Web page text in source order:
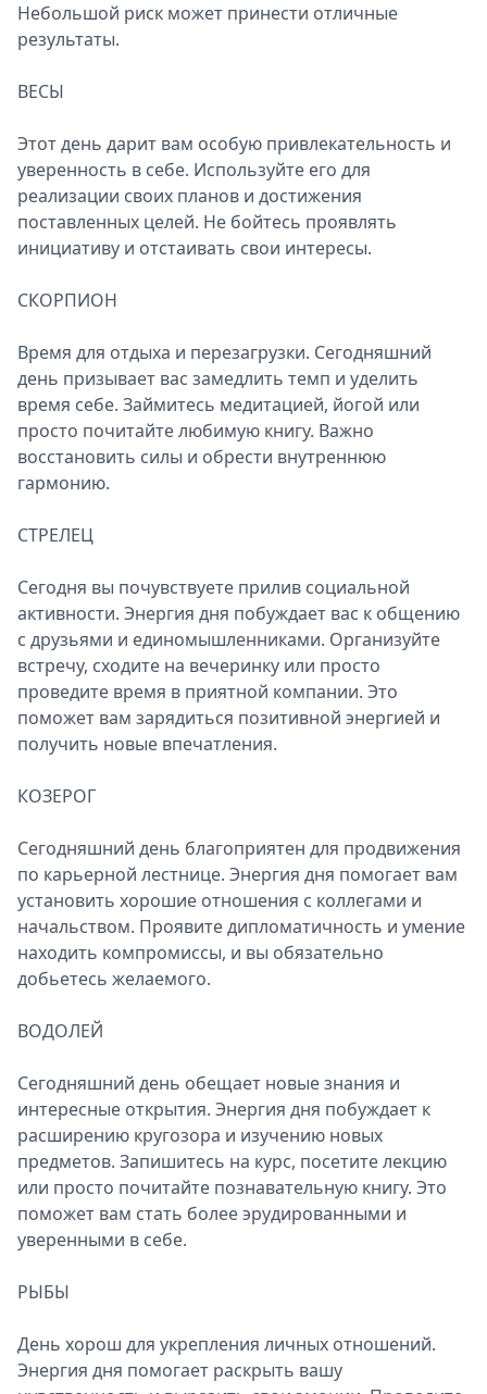
Небольшой риск может принести отличные
результаты.
ВЕСЫ
Этот день дарит вам особую привлекательность и
уверенность в себе. Используйте его для
реализации своих планов и достижения
поставленных целей. Не бойтесь проявлять
инициативу и отстаивать свои интересы.
СКОРПИОН
Время для отдыха и перезагрузки. Сегодняшний
день призывает вас замедлить темп и уделить
время себе. Займитесь медитацией, йогой или
просто почитайте любимую книгу. Важно
восстановить силы и обрести внутреннюю
гармонию.
СТРЕЛЕЦ
Сегодня вы почувствуете прилив социальной
активности. Энергия дня побуждает вас к общению
с друзьями и единомышленниками. Организуйте
встречу, сходите на вечеринку или просто
проведите время в приятной компании. Это
поможет вам зарядиться позитивной энергией и
получить новые впечатления.
КОЗЕРОГ
Сегодняшний день благоприятен для продвижения
по карьерной лестнице. Энергия дня помогает вам
установить хорошие отношения с коллегами и
начальством. Проявите дипломатичность и умение
находить компромиссы, и вы обязательно
добьетесь желаемого.
ВОДОЛЕЙ
Сегодняшний день обещает новые знания и
интересные открытия. Энергия дня побуждает к
расширению кругозора и изучению новых
предметов. Запишитесь на курс, посетите лекцию
или просто почитайте познавательную книгу. Это
поможет вам стать более эрудированными и
уверенными в себе.
РЫБЫ
День хорош для укрепления личных отношений.
Энергия дня помогает раскрыть вашу